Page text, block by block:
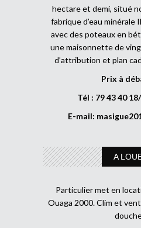
hectare et demi, situé
fabrique d’eau minérale
avec des poteaux en
une maisonnette de
d’attribution et plan
Prix à
Tél : 79 43 40
E-mail:
A
Particulier met en
Ouaga 2000. Clim et